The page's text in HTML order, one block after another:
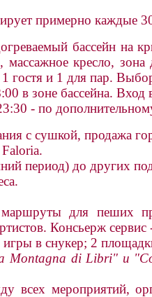
примерно каждые
бассейн на
массажное кресло,
гостя и 1 для пар.
зоне бассейна. Вход
- по
с сушкой, продажа
период) до других
для пеших
Консьерж
в снукер; 2
Montagna di Libri" и
всех мероприятий,